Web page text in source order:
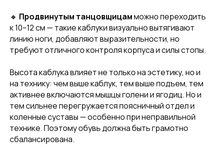
🔸 Продвинутым танцовщицамможно переходить
к 10–12 см — такие каблуки визуально вытягивают
линию ноги, добавляют выразительности, но
требуют отличного контроля корпуса и силы стопы.
Высота каблука влияет не только на эстетику, но и
на технику: чем выше каблук, тем выше подъем, тем
активнее включаются мышцы голени и ягодиц. Но и
тем сильнее перегружается поясничный отдел и
коленные суставы — особенно при неправильной
технике. Поэтому обувь должна быть грамотно
сбалансирована.